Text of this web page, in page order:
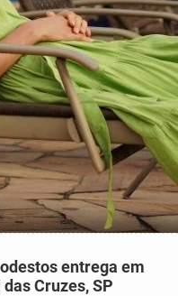
entrega em
Cruzes, SP